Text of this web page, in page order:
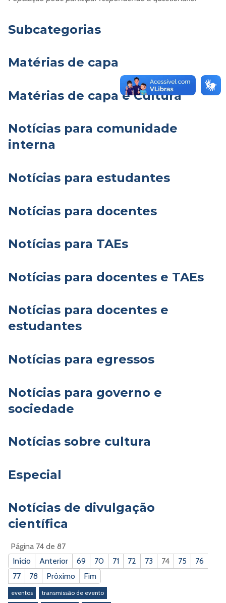
Subcategorias
Matérias de capa
Matérias de capa e Cultura
Notícias para comunidade
interna
Notícias para estudantes
Notícias para docentes
Notícias para TAEs
Notícias para docentes e TAEs
Notícias para docentes e
estudantes
Notícias para egressos
Notícias para governo e
sociedade
Notícias sobre cultura
Especial
Notícias de divulgação
científica
Página 74 de 87
Início
Anterior 69 70 71 72 73 74 75
76
77
78 Próximo Fim
eventos
transmissão de evento